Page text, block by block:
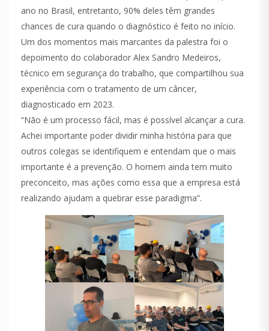
ano no Brasil, entretanto, 90% deles têm grandes
chances de cura quando o diagnóstico é feito no início.
Um dos momentos mais marcantes da palestra foi o
depoimento do colaborador Alex Sandro Medeiros,
técnico em segurança do trabalho, que compartilhou sua
experiência com o tratamento de um câncer,
diagnosticado em 2023.
“Não é um processo fácil, mas é possível alcançar a cura.
Achei importante poder dividir minha história para que
outros colegas se identifiquem e entendam que o mais
importante é a prevenção. O homem ainda tem muito
preconceito, mas ações como essa que a empresa está
realizando ajudam a quebrar esse paradigma”.